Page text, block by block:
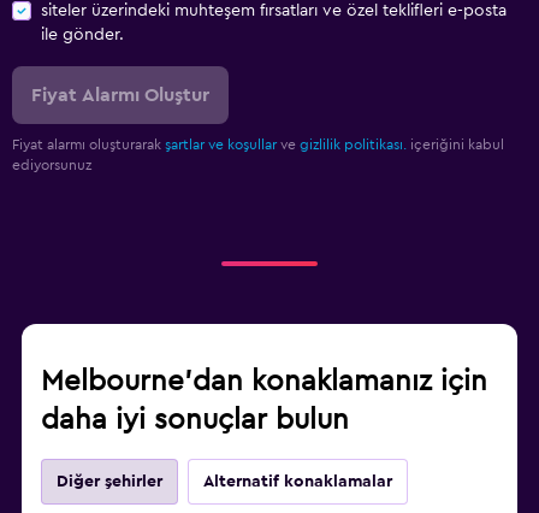
siteler üzerindeki muhteşem fırsatları ve özel teklifleri e-posta
ile gönder.
Fiyat Alarmı Oluştur
Fiyat alarmı oluşturarak şartlar ve koşullar ve gizlilik politikası.
içeriğini kabul
ediyorsunuz
Melbourne'dan konaklamanız için
daha iyi sonuçlar bulun
Diğer şehirler Alternatif konaklamalar